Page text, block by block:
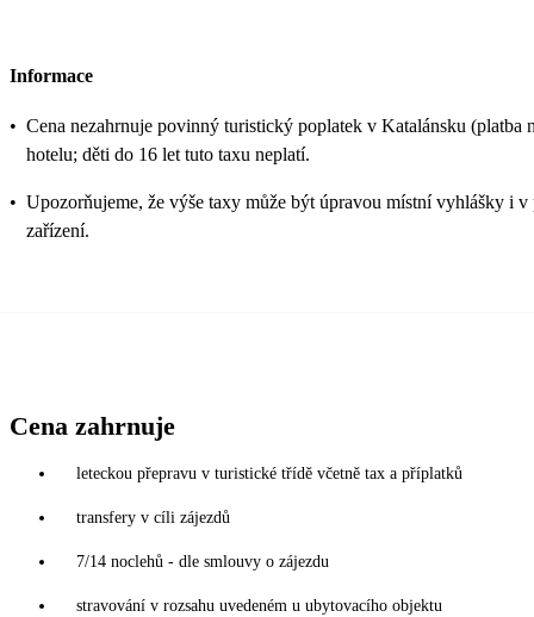
Informace
• Cena nezahrnuje povinný turistický poplatek v Katalánsku
hotelu; děti do 16 let tuto taxu neplatí.
• Upozorňujeme, že výše taxy může být úpravou místní vyhlášky i
zařízení.
Cena zahrnuje
leteckou přepravu v turistické třídě včetně tax a příplatků
transfery v cíli zájezdů
7/14 noclehů - dle smlouvy o zájezdu
stravování v rozsahu uvedeném u ubytovacího objektu